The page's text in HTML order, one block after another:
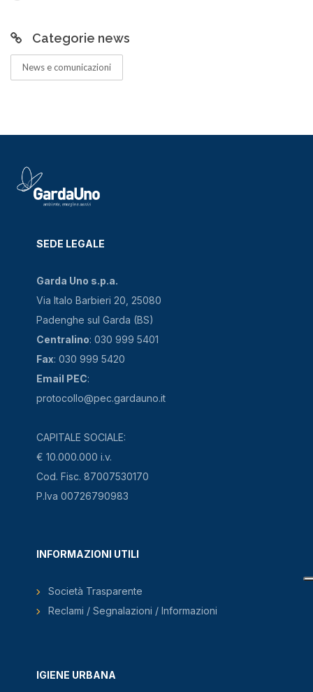
Categorie news
News e comunicazioni
SEDE LEGALE
Garda Uno s.p.a.
Via Italo Barbieri 20, 25080
Padenghe sul Garda (BS)
Centralino: 030 999 5401
Fax: 030 999 5420
Email PEC:
protocollo@pec.gardauno.it
CAPITALE SOCIALE:
€ 10.000.000 i.v.
Cod. Fisc. 87007530170
P.Iva 00726790983
IGIENE URBANA
INFORMAZIONI UTILI
Società Trasparente
Reclami / Segnalazioni / Informazioni